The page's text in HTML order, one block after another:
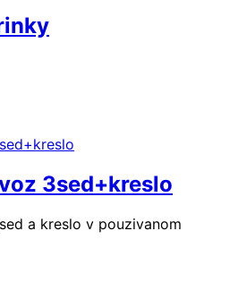
3sed+kreslo
a kreslo v pouzivanom